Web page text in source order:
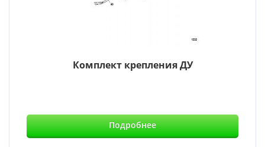
Комплект крепления ДУ
Подробнее